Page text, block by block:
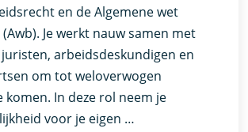
en de Algemene wet
Je werkt nauw samen met
juristen, arbeidsdeskundigen en
om tot weloverwogen
komen. In deze rol neem je
voor je eigen …